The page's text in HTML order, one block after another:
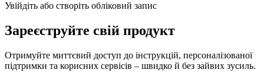
Увійдіть або створіть обліковий запис
Зареєструйте свій продукт
Отримуйте миттєвий доступ до інструкцій, персоналізованої
підтримки та корисних сервісів – швидко й без зайвих зусиль.